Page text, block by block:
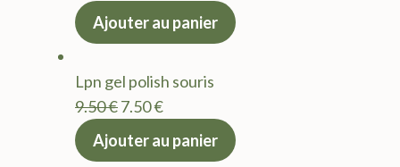
prix
9.50 €.
actuel
7.50 €.
Ajouter au panier
Lpn gel polish souris
9.50€Le
prix
7.50€Le
actuel
Ajouter au panier